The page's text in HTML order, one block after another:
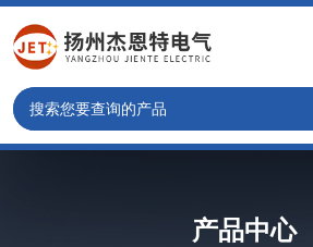
产品中心